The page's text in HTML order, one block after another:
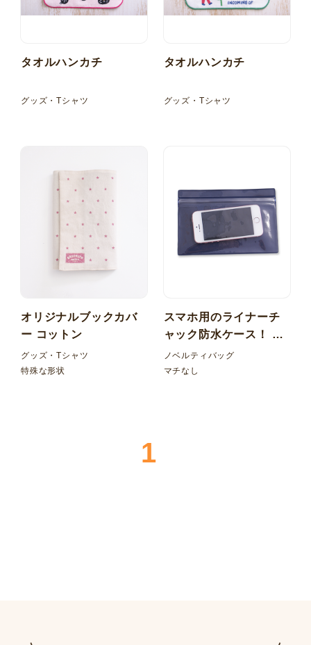
タオルハンカチ
グッズ・Tシャツ
タオルハンカチ
グッズ・Tシャツ
オリジナルブックカバ
ー コットン
グッズ・Tシャツ
特殊な形状
スマホ用のライナーチ
ャック防水ケース！ 透
明+カラー塩ビ マチな
し
ノベルティバッグ
マチなし
1